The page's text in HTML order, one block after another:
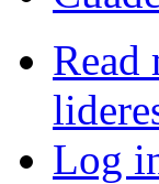
Read
Log